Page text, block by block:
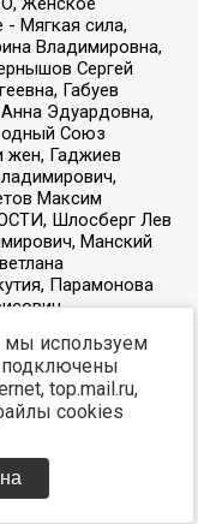
мы используем
подключены
top.mail.ru,
cookies